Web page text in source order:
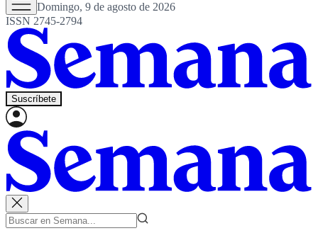
Domingo, 9 de agosto de 2026
ISSN 2745-2794
Suscríbete